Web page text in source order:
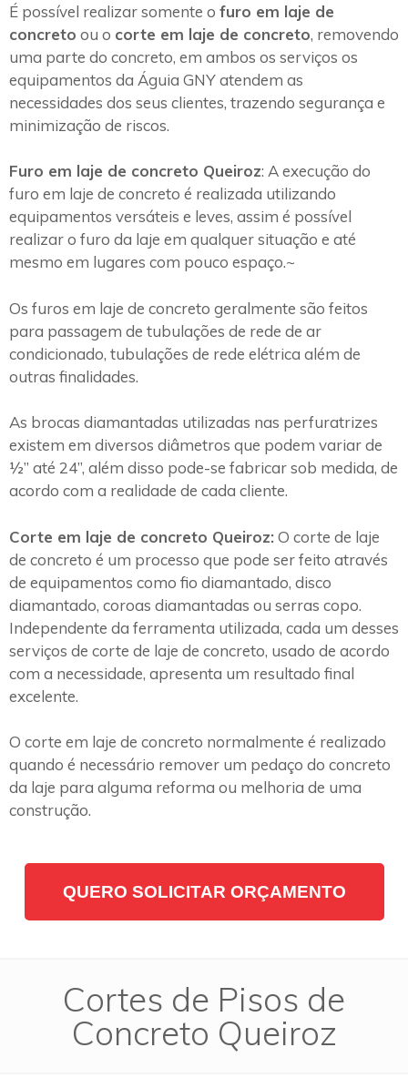
É possível realizar somente o furo em laje de
concreto ou o corte em laje de concreto, removendo
uma parte do concreto, em ambos os serviços os
equipamentos da Águia GNY atendem as
necessidades dos seus clientes, trazendo segurança e
minimização de riscos.
Furo em laje de concreto Queiroz: A execução do
furo em laje de concreto é realizada utilizando
equipamentos versáteis e leves, assim é possível
realizar o furo da laje em qualquer situação e até
mesmo em lugares com pouco espaço.~
Os furos em laje de concreto geralmente são feitos
para passagem de tubulações de rede de ar
condicionado, tubulações de rede elétrica além de
outras finalidades.
As brocas diamantadas utilizadas nas perfuratrizes
existem em diversos diâmetros que podem variar de
½” até 24”, além disso pode-se fabricar sob medida, de
acordo com a realidade de cada cliente.
Corte em laje de concreto Queiroz: O corte de laje
de concreto é um processo que pode ser feito através
de equipamentos como fio diamantado, disco
diamantado, coroas diamantadas ou serras copo.
Independente da ferramenta utilizada, cada um desses
serviços de corte de laje de concreto, usado de acordo
com a necessidade, apresenta um resultado final
excelente.
O corte em laje de concreto normalmente é realizado
quando é necessário remover um pedaço do concreto
da laje para alguma reforma ou melhoria de uma
construção.
QUERO SOLICITAR ORÇAMENTO
Cortes de Pisos de
Concreto Queiroz